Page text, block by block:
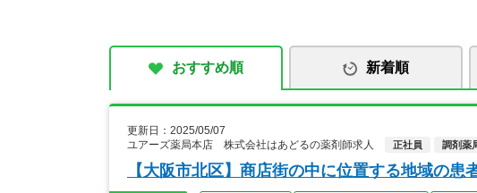
おすすめ順 新着順
更新日：2025/05/07
ユアーズ薬局本店 株式会社はあどるの薬剤師求人
正社員 調剤薬
【大阪市北区】商店街の中に位置する地域の患